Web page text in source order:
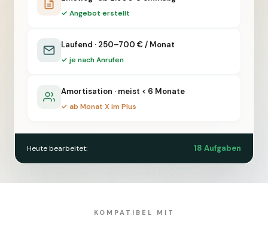
✓ Angebot erstellt
Laufend · 250–700 € / Monat
✓ je nach Anrufen
Amortisation · meist < 6 Monate
✓ ab Monat X im Plus
Heute bearbeitet: 18 Aufgaben
KOMPATIBEL MIT